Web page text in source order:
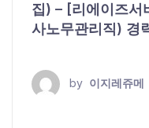
집) – [리에이즈서
사노무관리직) 경
by 이지레쥬메